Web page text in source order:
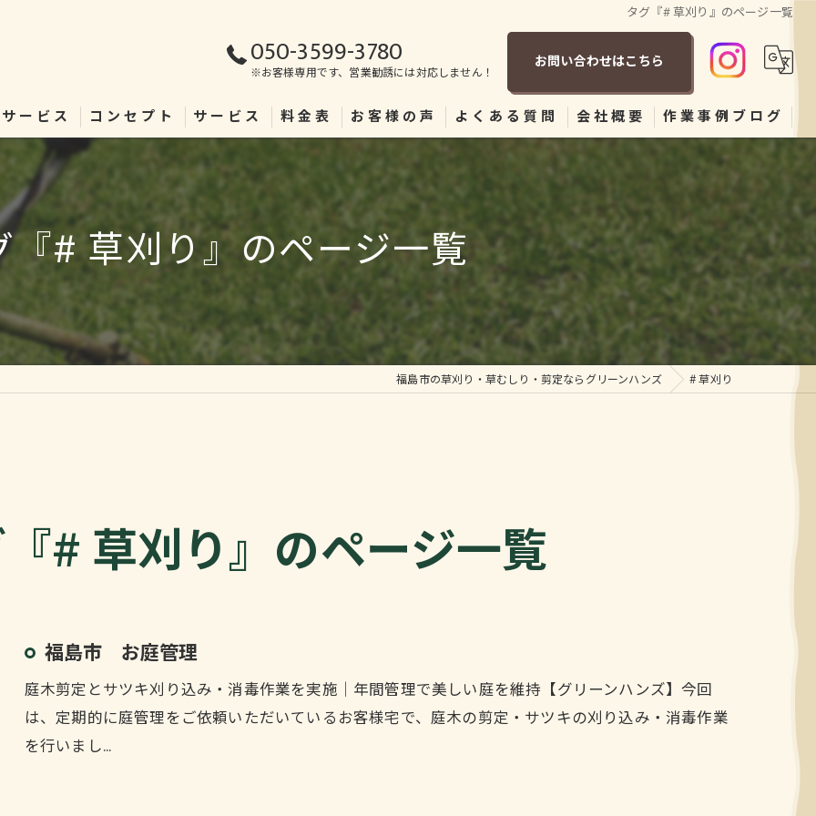
タグ『# 草刈り』のページ一覧
050-3599-3780
※お客様専用です、営業勧誘には対応しません！
お問い合わせはこちら
ービス コンセプト サービス 料金表 お客様の声 よくある質問 会社概要 作業事例ブログ
『# 草刈り』のページ一覧
福島市の草刈り・草むしり・剪定ならグリーンハンズ # 草刈り
# 草刈り』のページ一覧
福島市 お庭管理
庭木剪定とサツキ刈り込み・消毒作業を実施｜年間管理で美しい庭を維持【グリーンハンズ】今回
は、定期的に庭管理をご依頼いただいているお客様宅で、庭木の剪定・サツキの刈り込み・消毒作業
を行いまし…